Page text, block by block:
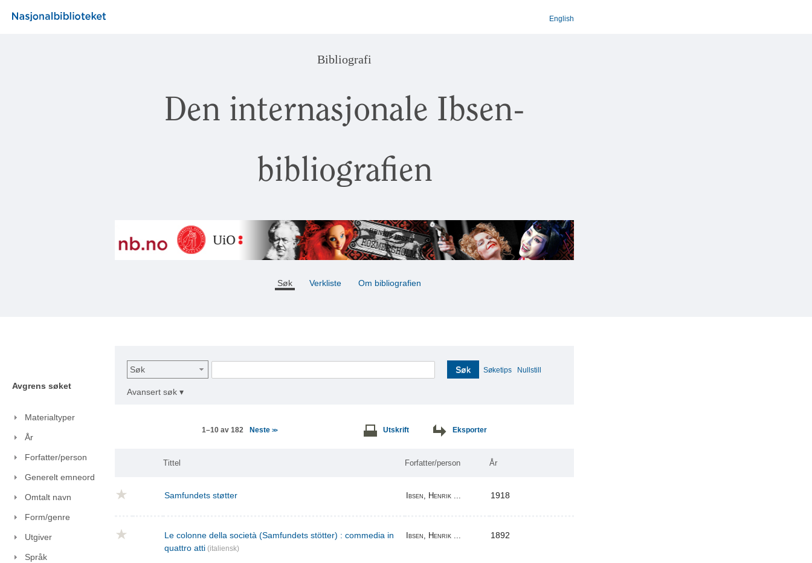
English
Bibliografi
Den internasjonale Ibsen-
bibliografien
Søk Verkliste Om bibliografien
Avgrens søket
Materialtyper
År
Forfatter/person
Generelt emneord
Omtalt navn
Form/genre
Utgiver
Språk
Søk Søk Søketips Nullstill
Avansert søk ▾
1–10 av 182 Neste >> Utskrift Eksporter
Tittel Forfatter/person År
Samfundets støtter Ibsen, Henrik ... 1918
Le colonne della società (Samfundets stötter) : commedia in
quattro atti (italiensk)
Ibsen, Henrik ... 1892